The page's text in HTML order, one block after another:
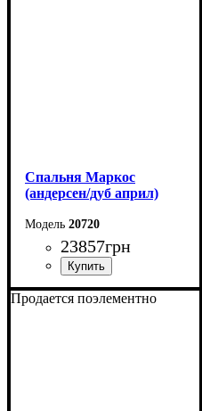
Спальня Маркос
(андерсен/дуб април)
20720
23857грн
Продается поэлементно